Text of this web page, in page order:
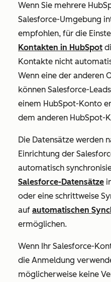
Wenn Sie mehrere
Salesforce-Umgebung
empfohlen, für die
Kontakten in HubSpot
Kontakte nicht
Wenn eine der anderen
können Salesforce-
einem HubSpot-Konto
dem anderen HubSpot-
Die Datensätze werden
Einrichtung der
automatisch
Salesforce-Datensätze
oder eine schrittweise
auf automatischen
ermöglichen.
Wenn Ihr Salesforce-
die Anmeldung
möglicherweise keine